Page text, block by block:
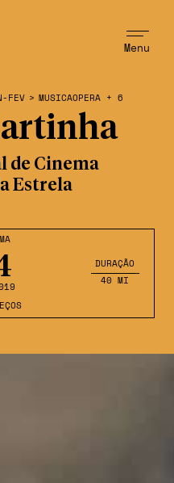
Menu
DURAÇÃO
40 MI
FEV > MUSICAOPERA + 6
de Cinema
Estrela